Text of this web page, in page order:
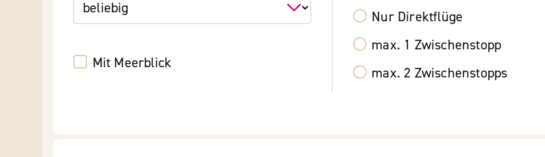
Mit Meerblick
Nur Direktflüge
max. 1 Zwischenstopp
max. 2 Zwischenstopps